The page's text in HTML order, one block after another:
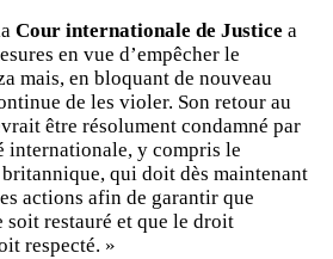
Cour internationale de Justice a
en vue d’empêcher le
mais, en bloquant de nouveau
de les violer. Son retour au
être résolument condamné par
internationale, y compris le
qui doit dès maintenant
actions afin de garantir que
soit restauré et que le droit
respecté. »